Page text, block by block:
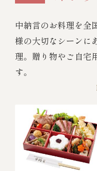
中納言のお料理を全
様の大切なシーンに
理。贈り物やご自宅
す。